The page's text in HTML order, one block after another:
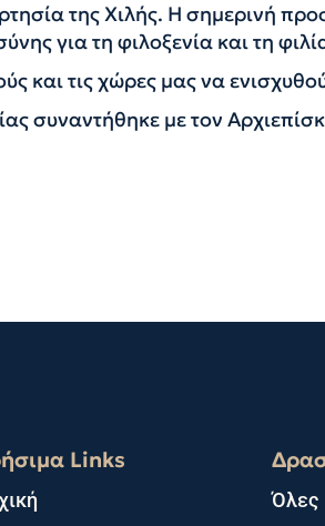
της Χιλής. Η σημερινή
για τη φιλοξενία και τη
και τις χώρες μας να
συναντήθηκε με τον
Links
Όλες